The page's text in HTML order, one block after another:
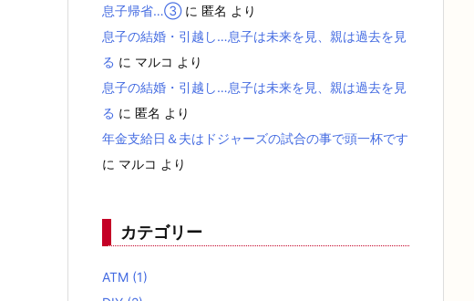
息子帰省…③に 匿名 より
息子の結婚・引越し…息子は未来を見、親は過去を見
る に マルコ より
息子の結婚・引越し…息子は未来を見、親は過去を見
る に 匿名 より
年金支給日＆夫はドジャーズの試合の事で頭一杯です
に マルコ より
カテゴリー
ATM (1)